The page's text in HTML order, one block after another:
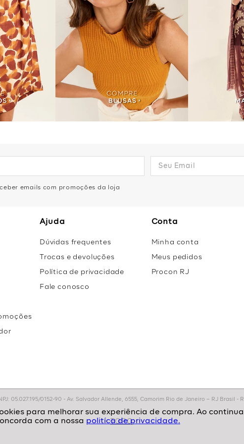
politíca de privacidade.
emails com promoções da loja
Ajuda
Dúvidas frequentes
Trocas e devoluções
Política de privacidade
Fale conosco
Conta
Minha conta
Meus pedidos
Procon RJ
05.027.195/0152-90 - Av. Salvador Allende, 6555, Camorim Rio de Janeiro – RJ Brasil -
TOPO